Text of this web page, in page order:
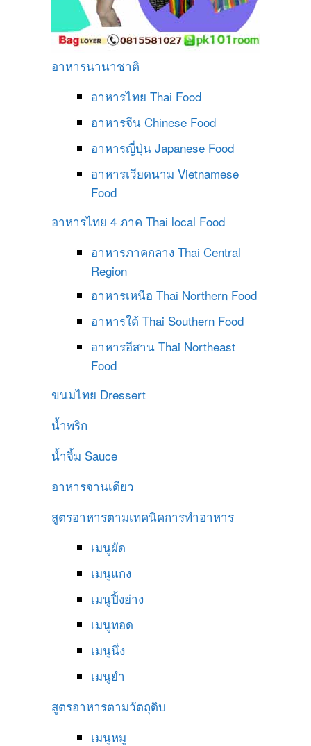
อาหารนานาชาติ
อาหารไทย Thai Food
อาหารจีน Chinese Food
อาหารญี่ปุ่น Japanese Food
อาหารเวียดนาม Vietnamese
Food
อาหารไทย 4 ภาค Thai local Food
อาหารภาคกลาง Thai Central
Region
อาหารเหนือ Thai Northern Food
อาหารใต้ Thai Southern Food
อาหารอีสาน Thai Northeast
Food
ขนมไทย Dressert
น้ำพริก
น้ำจิ้ม Sauce
อาหารจานเดียว
สูตรอาหารตามเทคนิคการทำอาหาร
เมนูผัด
เมนูแกง
เมนูปิ้งย่าง
เมนูทอด
เมนูนึ่ง
เมนูยำ
สูตรอาหารตามวัตถุดิบ
เมนูหมู